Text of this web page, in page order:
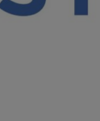
交易和流通变现。